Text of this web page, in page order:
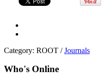
Category: ROOT /Journals
Who's Online